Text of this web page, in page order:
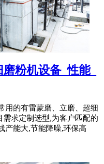
粉机设备_性能_
用的有雷蒙磨、立磨、超细
求定制选型,为客户匹配的
产能大,节能降噪,环保高